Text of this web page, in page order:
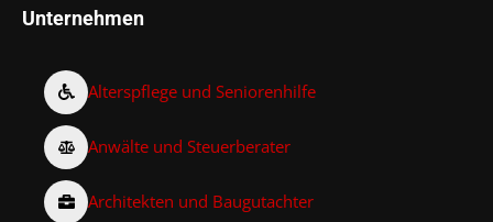
Unternehmen
Alterspflege und Seniorenhilfe
Anwälte und Steuerberater
Architekten und Baugutachter